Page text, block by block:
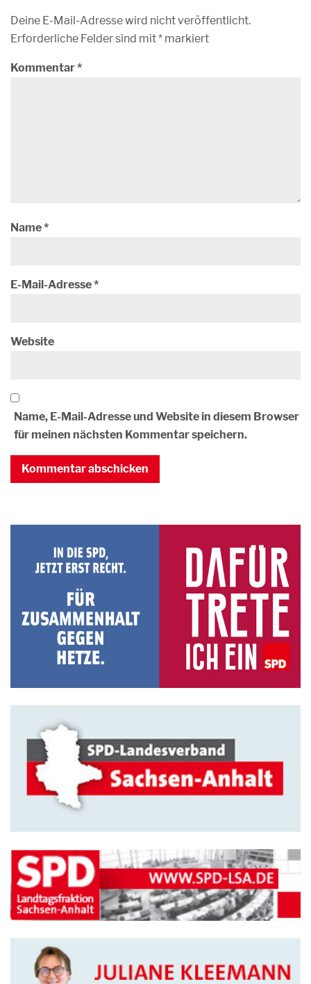
Deine E-Mail-Adresse wird nicht veröffentlicht.
Erforderliche Felder sind mit* markiert
Kommentar*
Name*
E-Mail-Adresse*
Website
Name, E-Mail-Adresse und Website in diesem Browser
für meinen nächsten Kommentar speichern.